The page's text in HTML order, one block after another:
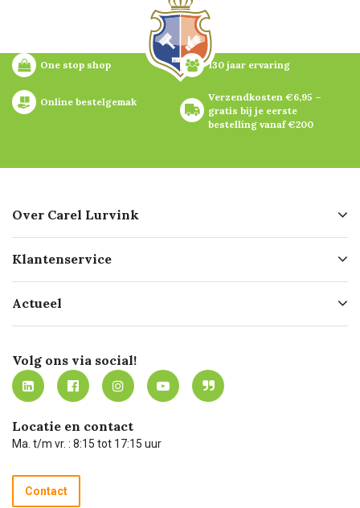
One stop shop 130 jaar ervaring
Online bestelgemak
Verzendkosten €6,95 –
gratis bij je eerste
bestelling vanaf €200
Over Carel Lurvink
Geschiedenis
Missie
Certificering
Werken bij Carel Lurvink
MVO
Klantenservice
Bezorgen
Mijn Carel Lurvink
Mijn Carel Lurvink instructievideo's
Carel Lurvink App
Hulp op afstand
Technische dienst
Recycle programma
Betalen
Actueel
Innovation LAB
Tevreden klanten
Carel Lurvink Blog
Carel de podcast
Volg ons via social!
Locatie en contact
Ma. t/m vr. : 8:15 tot 17:15 uur
Contact